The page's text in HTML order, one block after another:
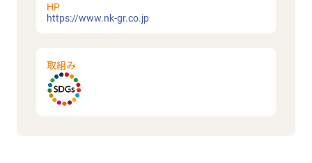
HP
https://www.nk-gr.co.jp
取組み